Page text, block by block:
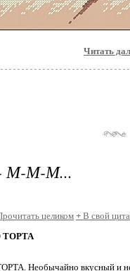
Читать
М-М-М...
целиком+ В свой
ТОРТА
Необычайно вкусный и